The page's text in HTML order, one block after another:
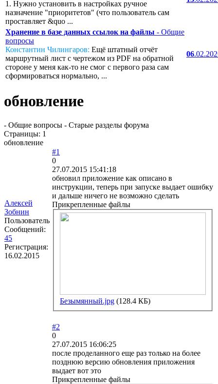
1. Нужно установить в настройках ручное
назначение "приоритетов" (что пользователь сам
проставляет &quo ...
Хранение в базе данных ссылок на файлы - Общие
вопросы
Константин Чилингаров: Ещё штатный отчёт
маршрутный лист с чертежом из PDF на обратной
стороне у меня как-то не смог с первого раза сам
сформироваться нормально, ...
06
обновление
- Общие вопросы - Старые разделы форума
Страницы: 1
обновление
Алексей
Зобнин
Пользователь
Сообщений:
45
Регистрация:
16.02.2015
#1
0
27.07.2015 15:41:18
обновил приложение как описано в
инструкции, теперь при запуске выдает ошибку
и дальше ничего не возможно сделать
Прикрепленные файлы
Безымянный.jpg (128.4 КБ)
#2
0
27.07.2015 16:06:25
после проделанного еще раз только на более
позднюю версию обновления приложения
выдает вот это
Прикрепленные файлы